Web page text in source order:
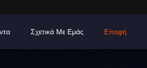
Σχετικά Με Εμάς Επαφή